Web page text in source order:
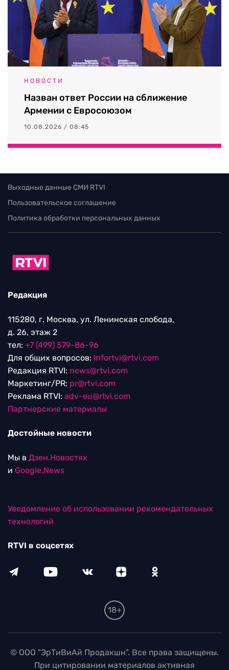
НОВОСТИ
Назван ответ России на сближение
Армении с Евросоюзом
10.08.2026 / 08:45
Выходные данные СМИ RTVI
Пользовательское соглашение
Политика обработки персональных данных
Редакция
115280, г. Москва, ул. Ленинская слобода,
д. 26, этаж 2
тел: +7 (499) 579-86-96
Для общих вопросов: Infortvi@rtvi.com
Редакция RTVI: news@rtvi.com
Маркетинг/PR: pr@rtvi.com
Реклама RTVI: adv-eu@rtvi.com
Партнерские материалы
Достойные новости
Мы в Дзен.Новостях
и Google.News
Уведомление об использовании рекомендательных
технологий
RTVI в соцсетях
18+
© ООО "ЭрТиВиАй Продакшн". Все права защищены.
При цитировании материалов активная